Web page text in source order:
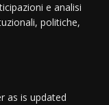
e analisi
politiche,
as is updated